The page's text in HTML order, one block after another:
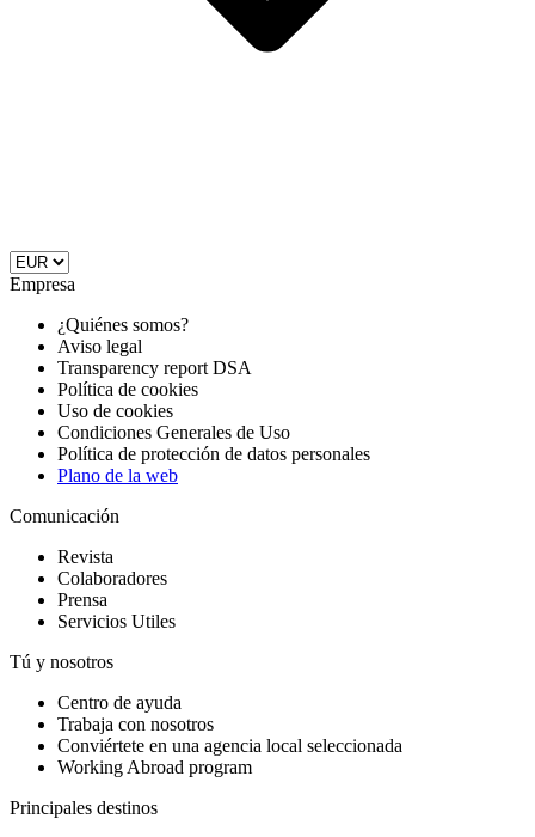
Empresa
¿Quiénes somos?
Aviso legal
Transparency report DSA
Política de cookies
Uso de cookies
Condiciones Generales de Uso
Política de protección de datos personales
Plano de la web
Comunicación
Revista
Colaboradores
Prensa
Servicios Utiles
Tú y nosotros
Centro de ayuda
Trabaja con nosotros
Conviértete en una agencia local seleccionada
Working Abroad program
Principales destinos